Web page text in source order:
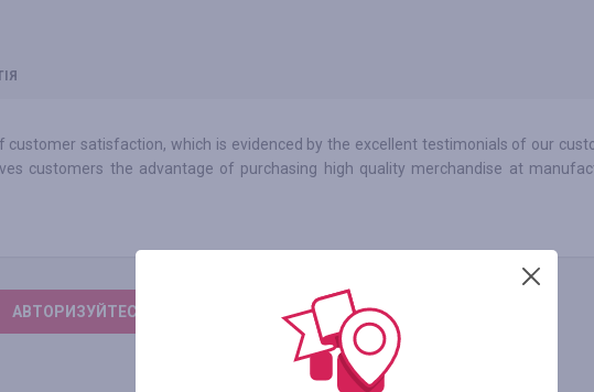
customer satisfaction, which is evidenced by the excellent testimonials of our
customers the advantage of purchasing high quality merchandise at
АВТОРИЗУЙТЕСЬ, ЩОБ ЗАЛИШИТИ ВІДГУК